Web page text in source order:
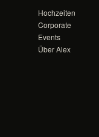
Hochzeiten
Corporate
Events
Über Alex